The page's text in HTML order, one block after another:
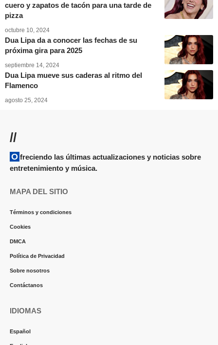
cuero y zapatos de tacón para una tarde de
pizza
octubre 10, 2024
Dua Lipa da a conocer las fechas de su
próxima gira para 2025
septiembre 14, 2024
Dua Lipa mueve sus caderas al ritmo del
Flamenco
agosto 25, 2024
//
Ofreciendo las últimas actualizaciones y noticias sobre
entretenimiento y música.
MAPA DEL SITIO
Términos y condiciones
Cookies
DMCA
Política de Privacidad
Sobre nosotros
Contáctanos
IDIOMAS
Español